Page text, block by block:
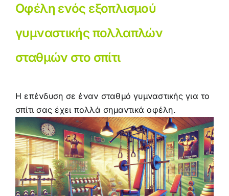
Οφέλη ενός εξοπλισμού
γυμναστικής πολλαπλών
σταθμών στο σπίτι
Η επένδυση σε έναν σταθμό γυμναστικής για το
σπίτι σας έχει πολλά σημαντικά οφέλη.